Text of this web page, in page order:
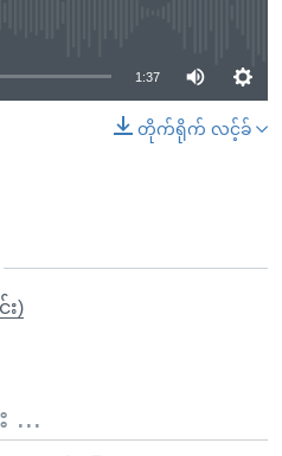
currently available
1:37
တိုက်ရိုက် လင့်ခ်
း)
...